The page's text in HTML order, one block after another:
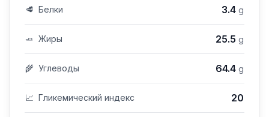
🥩 Белки 3.4 g
🧈 Жиры 25.5 g
🌾 Углеводы 64.4 g
📈 Гликемический индекс 20